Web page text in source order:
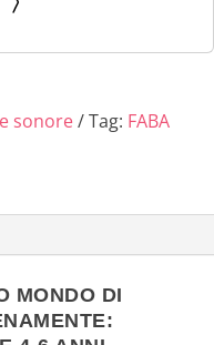
per Bambini e
sonore Tag: FABA
MONDO DI